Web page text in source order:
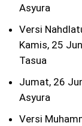
Asyura
Versi
Kamis, 25
Tasua
Jumat, 26
Asyura
Versi